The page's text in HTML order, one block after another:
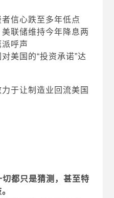
信心跌至多年低点
联储维持今年降息两
呼声
美国的“投资承诺”达
于让制造业回流美国
切都只是猜测，甚至特